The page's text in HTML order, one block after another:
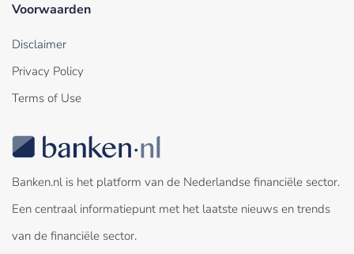
Voorwaarden
Disclaimer
Privacy Policy
Terms of Use
Banken.nl is het platform van de Nederlandse financiële sector.
Een centraal informatiepunt met het laatste nieuws en trends
van de financiële sector.